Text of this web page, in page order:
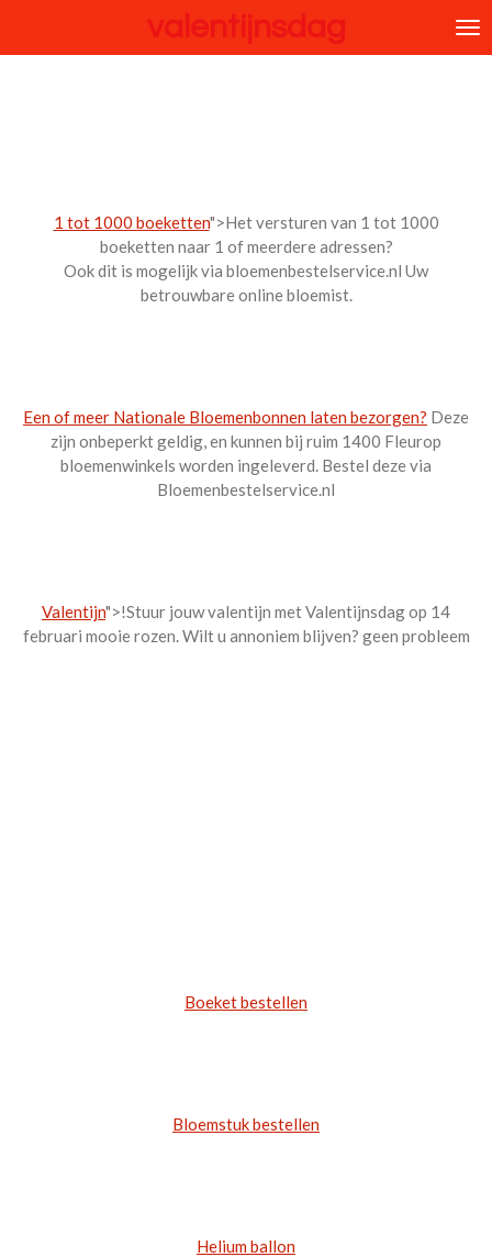
valentijnsdag
1 tot 1000 boeketten">Het versturen van 1 tot 1000
boeketten naar 1 of meerdere adressen?
Ook dit is mogelijk via bloemenbestelservice.nl Uw
betrouwbare online bloemist.
Een of meer Nationale Bloemenbonnen laten bezorgen? Deze
zijn onbeperkt geldig, en kunnen bij ruim 1400 Fleurop
bloemenwinkels worden ingeleverd. Bestel deze via
Bloemenbestelservice.nl
Valentijn">!Stuur jouw valentijn met Valentijnsdag op 14
februari mooie rozen. Wilt u annoniem blijven? geen probleem
Boeket bestellen
Bloemstuk bestellen
Helium ballon